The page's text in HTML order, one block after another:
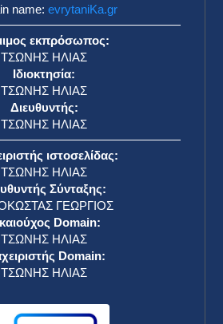
name: evrytaniKa.gr
εκπρόσωπος:
ΤΣΩΝΗΣ ΗΛΙΑΣ
Ιδιοκτησία:
ΤΣΩΝΗΣ ΗΛΙΑΣ
Διευθυντής:
ΤΣΩΝΗΣ ΗΛΙΑΣ
ιστοσελίδας:
ΤΣΩΝΗΣ ΗΛΙΑΣ
Σύνταξης:
ΓΕΩΡΓΙΟΣ
Domain:
ΤΣΩΝΗΣ ΗΛΙΑΣ
Domain:
ΤΣΩΝΗΣ ΗΛΙΑΣ